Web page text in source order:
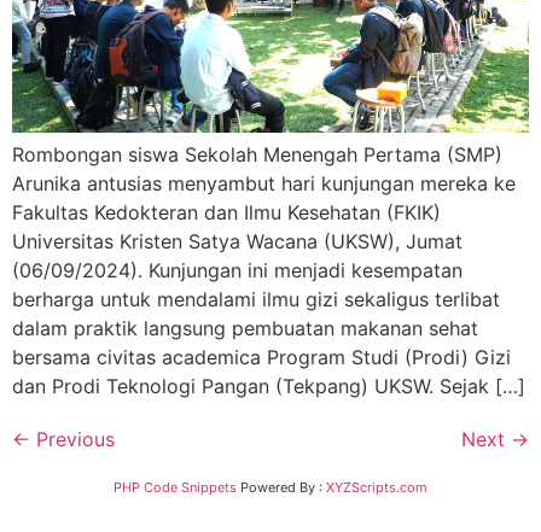
Rombongan siswa Sekolah Menengah Pertama (SMP)
Arunika antusias menyambut hari kunjungan mereka ke
Fakultas Kedokteran dan Ilmu Kesehatan (FKIK)
Universitas Kristen Satya Wacana (UKSW), Jumat
(06/09/2024). Kunjungan ini menjadi kesempatan
berharga untuk mendalami ilmu gizi sekaligus terlibat
dalam praktik langsung pembuatan makanan sehat
bersama civitas academica Program Studi (Prodi) Gizi
dan Prodi Teknologi Pangan (Tekpang) UKSW. Sejak […]
← Previous Next →
PHP Code Snippets Powered By : XYZScripts.com